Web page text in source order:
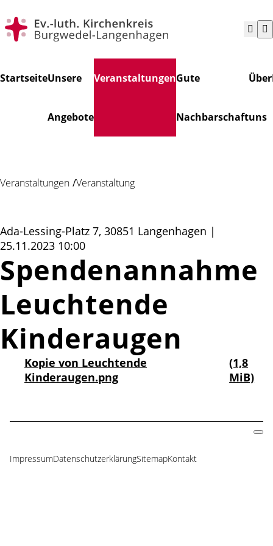
überspringen
StartseiteUnsere
Angebote
VeranstaltungenGute
Nachbarschaft
Über
uns
Veranstaltungen Veranstaltung
Ada-Lessing-Platz 7, 30851 Langenhagen |
25.11.2023 10:00
Spendenannahme
Leuchtende
Kinderaugen
Kopie von Leuchtende
Kinderaugen.png
(1,8
MiB)
Navigation
ImpressumDatenschutzerklärungSitemapKontakt